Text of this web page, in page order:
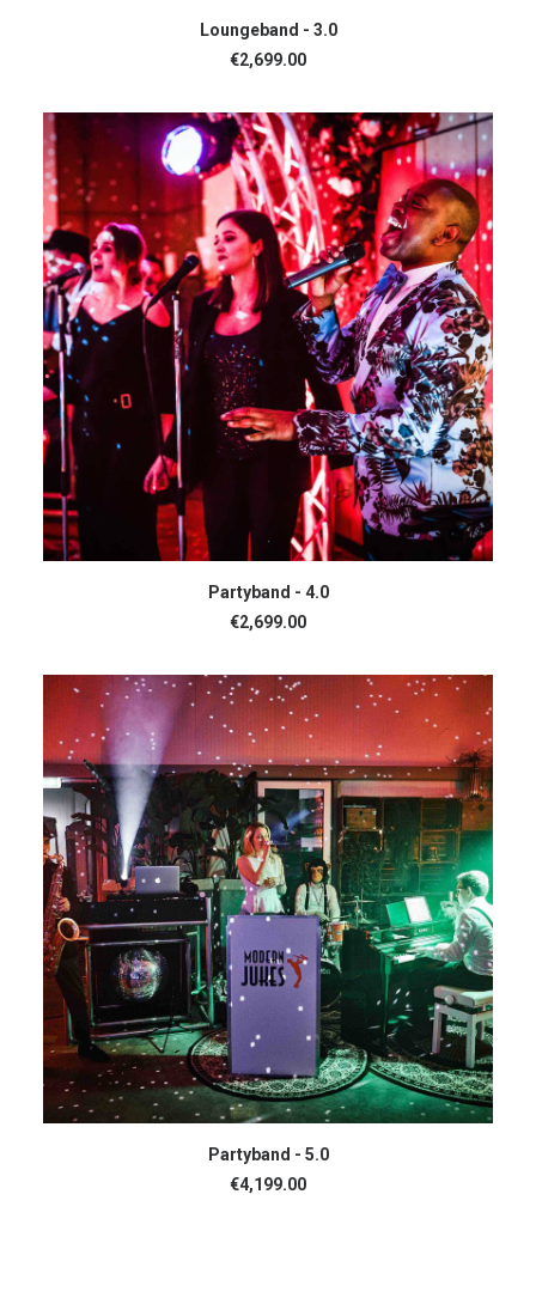
IN DEN WARENKORB
Loungeband - 3.0
€2,699.00
IN DEN WARENKORB
Partyband - 4.0
€2,699.00
IN DEN WARENKORB
Partyband - 5.0
€4,199.00